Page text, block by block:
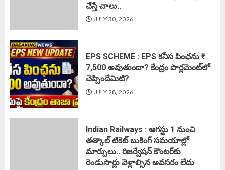
చేస్తే చాలు..
JULY 30, 2026
EPS SCHEME : EPS కనీస పింఛను ₹
7,500 అవుతుందా? కేంద్రం పార్లమెంట్‌లో
చెప్పిందేమిటి?
JULY 28, 2026
Indian Railways : ఆగస్టు 1 నుంచి
తత్కాల్‌ టికెట్‌ బుకింగ్‌ సమయాల్లో
మార్పులు.. రిజర్వేషన్ కౌంటర్‌కు
రెండుసార్లు వెళ్లాల్సిన అవసరం లేదు